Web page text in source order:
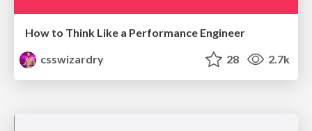
How to Think Like a Performance Engineer
csswizardry
28 2.7k